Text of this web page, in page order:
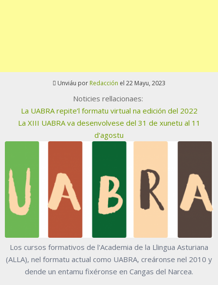
Unviáu por Redacción el 22 Mayu, 2023
Noticies rellacionaes:
La UABRA repite’l formatu virtual na edición del 2022
La XIII UABRA va desenvolvese del 31 de xunetu al 11
d'agostu
Los cursos formativos de l'Academia de la Llingua Asturiana
(ALLA), nel formatu actual como UABRA, creáronse nel 2010 y
dende un entamu fixéronse en Cangas del Narcea.